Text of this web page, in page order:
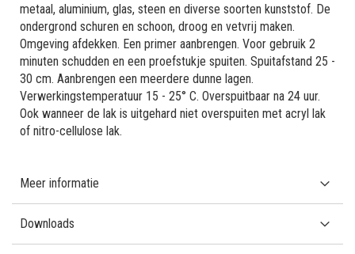
metaal, aluminium, glas, steen en diverse soorten kunststof. De
ondergrond schuren en schoon, droog en vetvrij maken.
Omgeving afdekken. Een primer aanbrengen. Voor gebruik 2
minuten schudden en een proefstukje spuiten. Spuitafstand 25 -
30 cm. Aanbrengen een meerdere dunne lagen.
Verwerkingstemperatuur 15 - 25° C. Overspuitbaar na 24 uur.
Ook wanneer de lak is uitgehard niet overspuiten met acryl lak
of nitro-cellulose lak.
Meer informatie
Downloads